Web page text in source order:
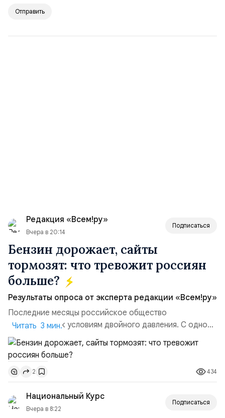
Отправить
Редакция «Всем!ру»
Вчера в 20:14
Подписаться
Бензин дорожает, сайты
тормозят: что тревожит россиян
больше?
Результаты опроса от эксперта редакции «Всем!ру»
Последние месяцы российское общество
адаптируется к условиям двойного давления. С одной
стороны, происходит рост цен на товары первой
необходимости, инфляция и локальные сбои в
поставках бензина. А с другой – технологическая
турбулентность: перебои в работе интернета,
блокировки сайтов, необходимость осваивать VPN и
российские платформы.Что из этого бье...
Читать 3 мин.
2 434
Национальный Курс
Вчера в 8:22
Подписаться